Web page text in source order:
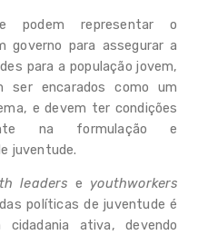
podem representar o
governo para assegurar a
para a população jovem,
ser encarados como um
e devem ter condições
na formulação e
juventude.
leaders e youthworkers
políticas de juventude é
ativa, devendo